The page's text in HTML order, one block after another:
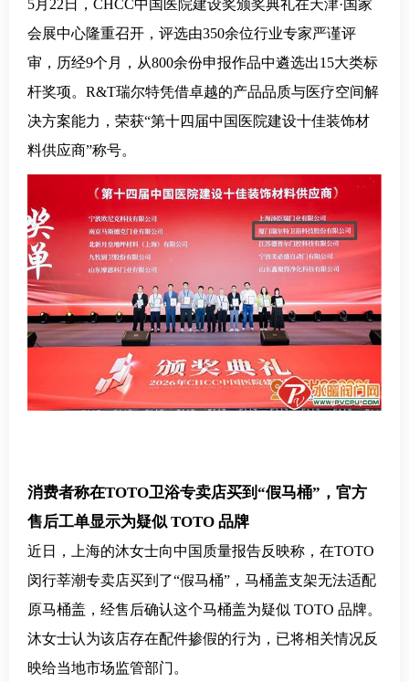
5月22日，CHCC中国医院建设奖颁奖典礼在天津·国家
会展中心隆重召开，评选由350余位行业专家严谨评
审，历经9个月，从800余份申报作品中遴选出15大类标
杆奖项。R&T瑞尔特凭借卓越的产品品质与医疗空间解
决方案能力，荣获“第十四届中国医院建设十佳装饰材
料供应商”称号。
消费者称在TOTO卫浴专卖店买到“假马桶”，官方
售后工单显示为疑似 TOTO 品牌
近日，上海的沐女士向中国质量报告反映称，在TOTO
闵行莘潮专卖店买到了“假马桶”，马桶盖支架无法适配
原马桶盖，经售后确认这个马桶盖为疑似 TOTO 品牌。
沐女士认为该店存在配件掺假的行为，已将相关情况反
映给当地市场监管部门。